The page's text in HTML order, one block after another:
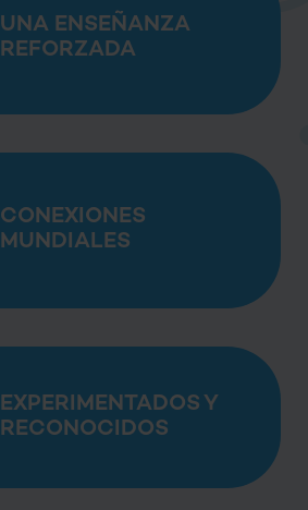
UNA ENSEÑANZA
REFORZADA
CONEXIONES
MUNDIALES
EXPERIMENTADOS Y
RECONOCIDOS